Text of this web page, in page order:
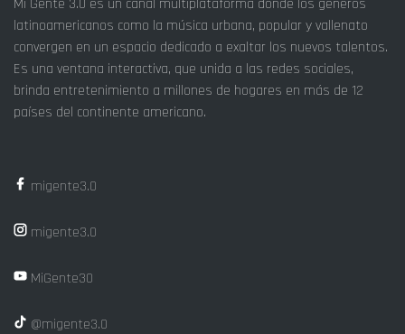
Mi Gente 3.0 es un canal multiplataforma donde los géneros
latinoamericanos como la música urbana, popular y vallenato
convergen en un espacio dedicado a exaltar los nuevos talentos.
Es una ventana interactiva, que unida a las redes sociales,
brinda entretenimiento a millones de hogares en más de 12
países del continente americano.
migente3.0
migente3.0
MiGente30
@migente3.0